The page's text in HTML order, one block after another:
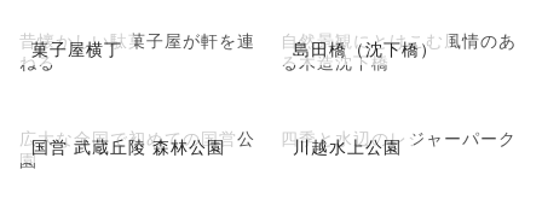
菓子屋横丁
昔懐かしい駄菓子屋が軒を連
ねる
島田橋（沈下橋）
自然景観にとけこむ風情のあ
る木造沈下橋
国営 武蔵丘陵 森林公園
広大な全国で初めての国営公
園
川越水上公園
四季と水辺のレジャーパーク